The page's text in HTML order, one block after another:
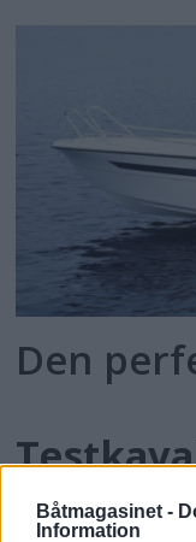
Båtmagasinet -
Information
Den